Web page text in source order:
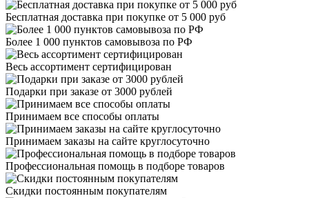
Бесплатная доставка при покупке от 5 000 руб
Более 1 000 пунктов самовывоза по РФ
Весь ассортимент сертифицирован
Подарки при заказе от 3000 рублей
Принимаем все способы оплаты
Принимаем заказы на сайте круглосуточно
Профессиональная помощь в подборе товаров
Скидки постоянным покупателям